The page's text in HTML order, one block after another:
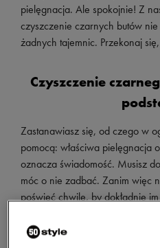
pielęgnacja. Ale spokojnie! Z
czyszczenie czarnych butów
żadnych tajemnic. Przekonaj
Czyszczenie
Zastanawiasz się, od czego w
pomocą: właściwa pielęgnacja
oznacza świadomość. Musisz
móc o nie zadbać. Zanim więc
poświęć chwilę, by dokładnie
późniejszym doborze